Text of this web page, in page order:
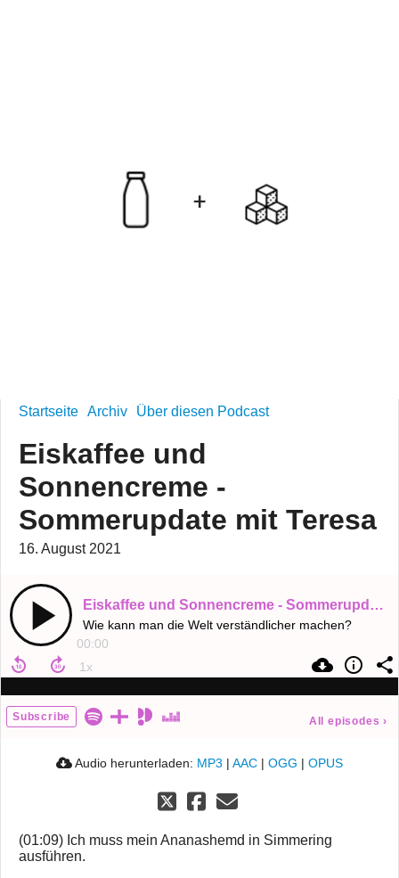
Startseite Archiv Über diesen Podcast
Eiskaffee und
Sonnencreme -
Sommerupdate mit Teresa
16. August 2021
Eiskaffee und Sonnencreme - Sommerupdate mit Teresa
Wie kann man die Welt verständlicher machen?
00:00
Subscribe All episodes ›
Audio herunterladen: MP3 | AAC | OGG | OPUS
(01:09) Ich muss mein Ananashemd in Simmering
ausführen.